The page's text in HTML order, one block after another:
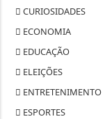
CURIOSIDADES
ECONOMIA
EDUCAÇÃO
ELEIÇÕES
ENTRETENIMENTO
ESPORTES